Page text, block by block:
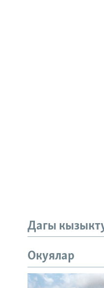
Дагы
Окуялар